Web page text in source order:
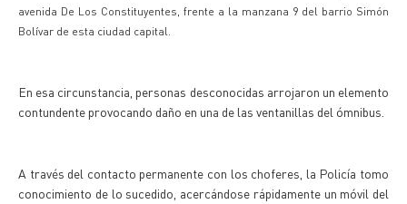
avenida De Los Constituyentes, frente a la manzana 9 del barrio Simón
Bolívar de esta ciudad capital.
En esa circunstancia, personas desconocidas arrojaron un elemento
contundente provocando daño en una de las ventanillas del ómnibus.
A través del contacto permanente con los choferes, la Policía tomo
conocimiento de lo sucedido, acercándose rápidamente un móvil del